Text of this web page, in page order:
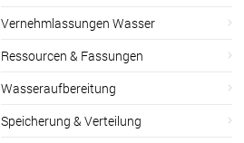
Vernehmlassungen Wasser
Ressourcen & Fassungen
Wasseraufbereitung
Speicherung & Verteilung